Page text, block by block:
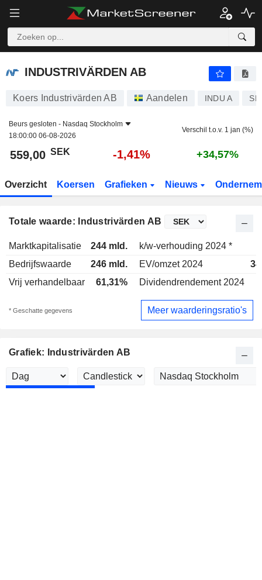
INDUSTRIVÄRDEN AB
INDUSTRIVÄRDEN AB
Koers Industrivärden AB Aandelen INDU A
Beurs gesloten - Nasdaq Stockholm
18:00:00 06-08-2026
Verschil t.o.v. 1 jan (%)
559,00 SEK -1,41% +34,57%
Overzicht Koersen Grafieken Nieuws
Totale waarde: Industrivärden AB
Marktkapitalisatie 244 mld.
k/w-verhouding 2024 *
Bedrijfswaarde
246 mld. EV/omzet 2024
Vrij verhandelbaar
61,31% Dividendrendement 2024
* Geschatte gegevens Meer waarderingsratio's
Grafiek: Industrivärden AB